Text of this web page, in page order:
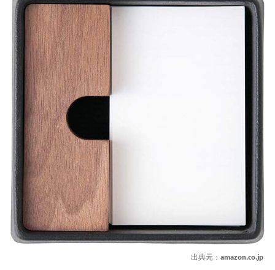
出典元： amazon.co.jp